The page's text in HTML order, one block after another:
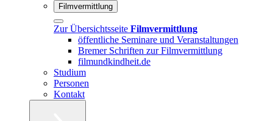
Filmvermittlung
Zur Übersichtsseite Filmvermittlung
öffentliche Seminare und Veranstaltungen
Bremer Schriften zur Filmvermittlung
filmundkindheit.de
Studium
Personen
Kontakt